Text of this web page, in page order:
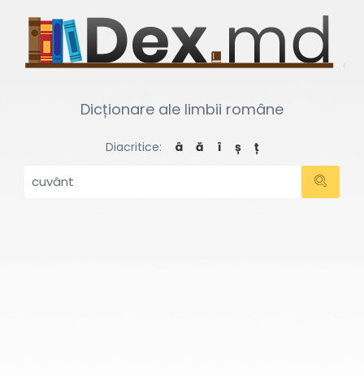
Dicționare ale limbii române
Diacritice: â ă î ș ț